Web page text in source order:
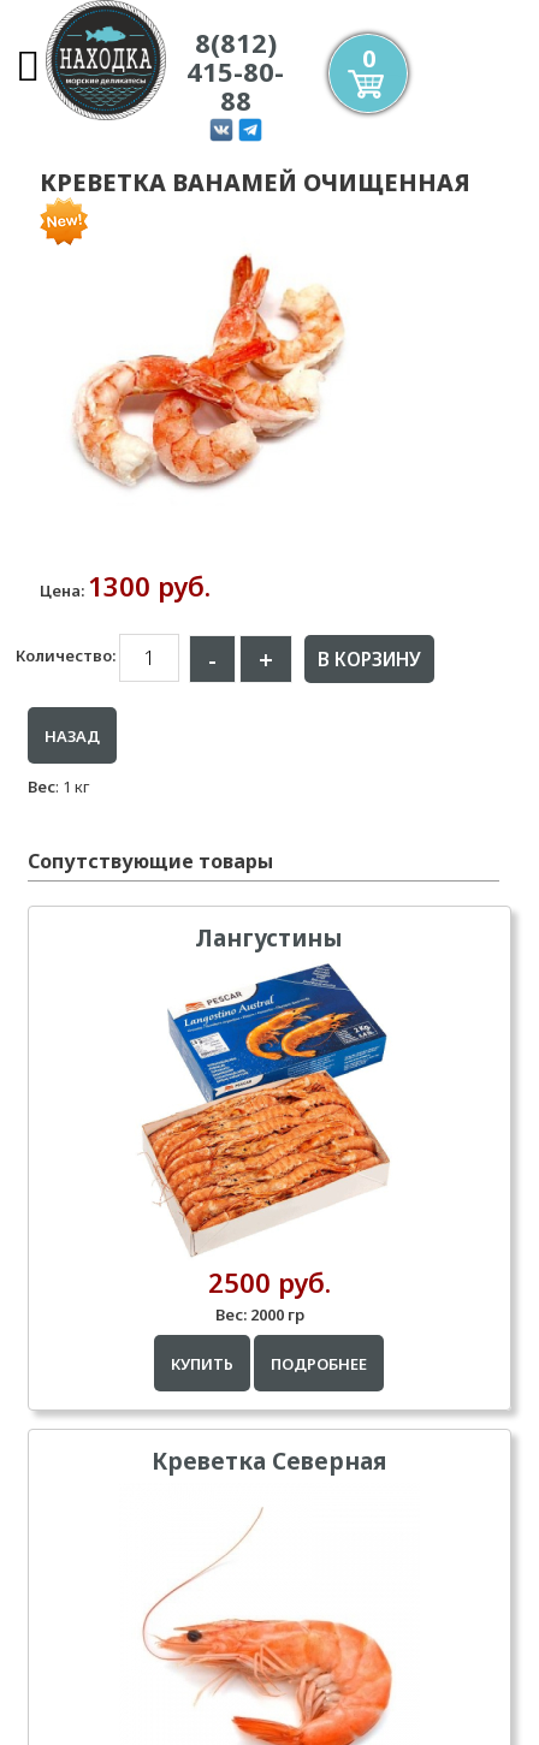
Главная
Каталог
О нас
Доставка и оплата
8(812)
415-80-
88
0
КРЕВЕТКА ВАНАМЕЙ ОЧИЩЕННАЯ
Цена: 1300 руб.
Количество: - +
Вес: 1 кг
Сопутствующие товары
Лангустины
2500 руб.
Вес: 2000 гр
КУПИТЬ ПОДРОБНЕЕ
Креветка Северная